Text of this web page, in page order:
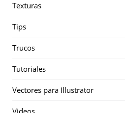
Texturas
Tips
Trucos
Tutoriales
Vectores para Illustrator